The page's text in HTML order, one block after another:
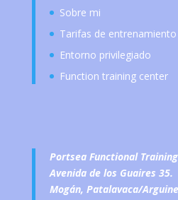
Sobre mi
Tarifas de entrenamiento
Entorno privilegiado
Function training center
Portsea Functional
Avenida de los Guaires 35.
Mogán, Patalavaca/